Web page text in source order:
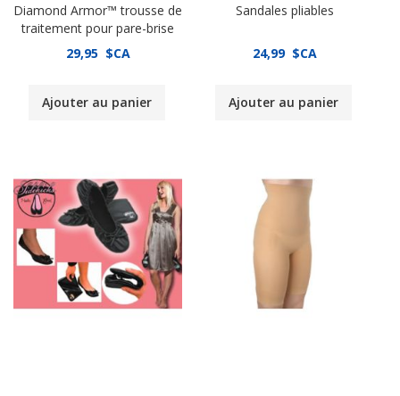
Diamond Armor™ trousse de
traitement pour pare-brise
29,95 $CA
Ajouter au panier
Sandales pliables
24,99 $CA
Ajouter au panier